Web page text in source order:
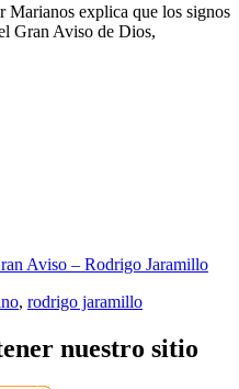
Marianos explica que los signos
Gran Aviso de Dios,
Aviso – Rodrigo Jaramillo
, rodrigo jaramillo
nuestro sitio